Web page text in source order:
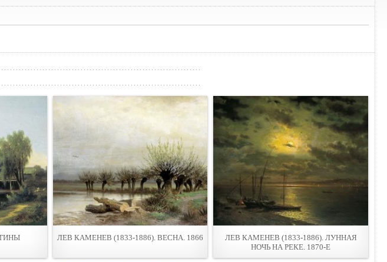
ЛЕВ КАМЕНЕВ (1833-1886). ВЕСНА. 1866
ЛЕВ КАМЕНЕВ (1833-1886). ЛУННАЯ
НОЧЬ НА РЕКЕ. 1870-Е